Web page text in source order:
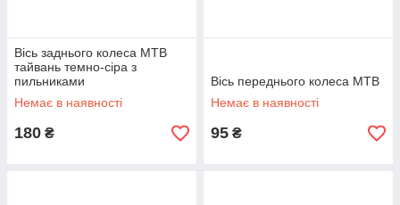
Вісь заднього колеса МТВ
тайвань темно-сіра з
пильниками
Немає в наявності
180 ₴
Вісь переднього колеса МТВ
Немає в наявності
95 ₴